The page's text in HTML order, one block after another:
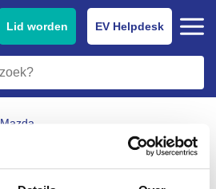
Lid worden EV Helpdesk
Mazda